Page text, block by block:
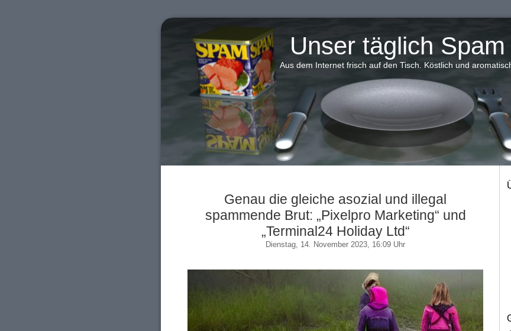
Unser täglich Spam
Aus dem Internet frisch auf den Tisch. Köstlich und
Genau die gleiche asozial und illegal
spammende Brut: „Pixelpro Marketing“ und
„Terminal24 Holiday Ltd“
Dienstag, 14. November 2023, 16:09 Uhr